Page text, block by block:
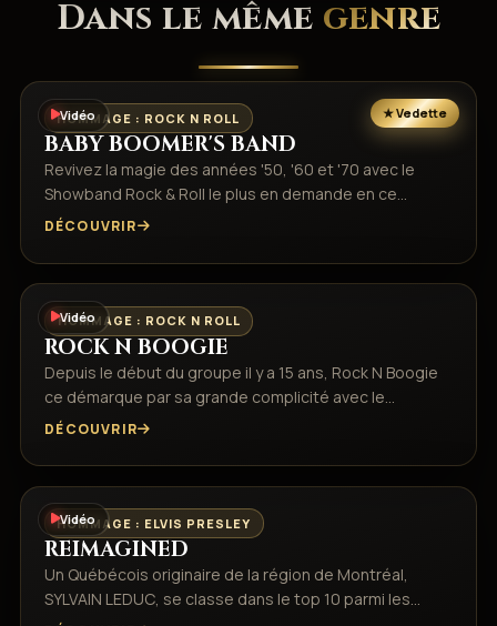
Dans le même genre
Vidéo
HOMMAGE : ROCK N ROLL
BABY BOOMER'S BAND
Revivez la magie des années '50, '60 et '70 avec le
Showband Rock & Roll le plus en demande en ce…
DÉCOUVRIR
Vidéo
HOMMAGE : ROCK N ROLL
ROCK N BOOGIE
Depuis le début du groupe il y a 15 ans, Rock N Boogie
ce démarque par sa grande complicité avec le…
DÉCOUVRIR
Vidéo
HOMMAGE : ELVIS PRESLEY
REIMAGINED
Un Québécois originaire de la région de Montréal,
SYLVAIN LEDUC, se classe dans le top 10 parmi les…